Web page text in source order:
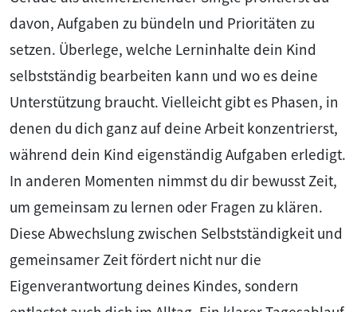
davon, Aufgaben zu bündeln und Prioritäten zu
setzen. Überlege, welche Lerninhalte dein Kind
selbstständig bearbeiten kann und wo es deine
Unterstützung braucht. Vielleicht gibt es Phasen, in
denen du dich ganz auf deine Arbeit konzentrierst,
während dein Kind eigenständig Aufgaben erledigt.
In anderen Momenten nimmst du dir bewusst Zeit,
um gemeinsam zu lernen oder Fragen zu klären.
Diese Abwechslung zwischen Selbstständigkeit und
gemeinsamer Zeit fördert nicht nur die
Eigenverantwortung deines Kindes, sondern